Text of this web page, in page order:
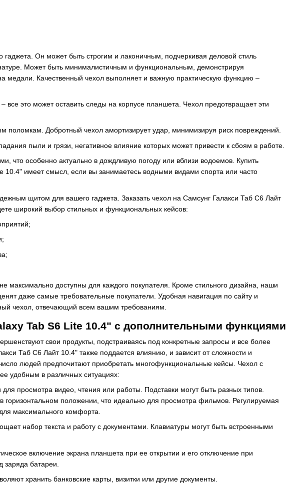
Он может быть строгим и лаконичным, подчеркивая деловой стиль
Может быть минималистичным и функциональным, демонстрируя
медали. Качественный чехол выполняет и важную практическую функцию –
это может оставить следы на корпусе планшета. Чехол предотвращает эти
поломкам. Добротный чехол амортизирует удар, минимизируя риск повреждений.
пыли и грязи, негативное влияние которых может привести к сбоям в работе.
что особенно актуально в дождливую погоду или вблизи водоемов. Купить
имеет смысл, если вы занимаетесь водными видами спорта или часто
щитом для вашего гаджета. Заказать чехол на Самсунг Галакси Таб С6 Лайт
широкий выбор стильных и функциональных кейсов:
доступны для каждого покупателя. Кроме стильного дизайна, наши
даже самые требовательные покупатели. Удобная навигация по сайту и
чехол, отвечающий всем вашим требованиям.
Tab S6 Lite 10.4" с дополнительными функциями
свои продукты, подстраиваясь под конкретные запросы и все более
Таб С6 Лайт 10.4" также поддается влиянию, и зависит от сложности и
людей предпочитают приобретать многофункциональные кейсы. Чехол с
удобным в различных ситуациях:
просмотра видео, чтения или работы. Подставки могут быть разных типов.
горизонтальном положении, что идеально для просмотра фильмов. Регулируемая
максимального комфорта.
набор текста и работу с документами. Клавиатуры могут быть встроенными
включение экрана планшета при ее открытии и его отключение при
заряда батареи.
хранить банковские карты, визитки или другие документы.